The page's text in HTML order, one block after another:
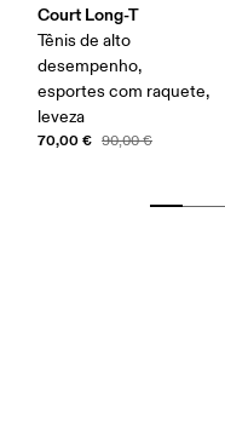
Court Long-T
Tênis de alto
desempenho,
esportes com raquete,
leveza
70,00 € 90,00 €